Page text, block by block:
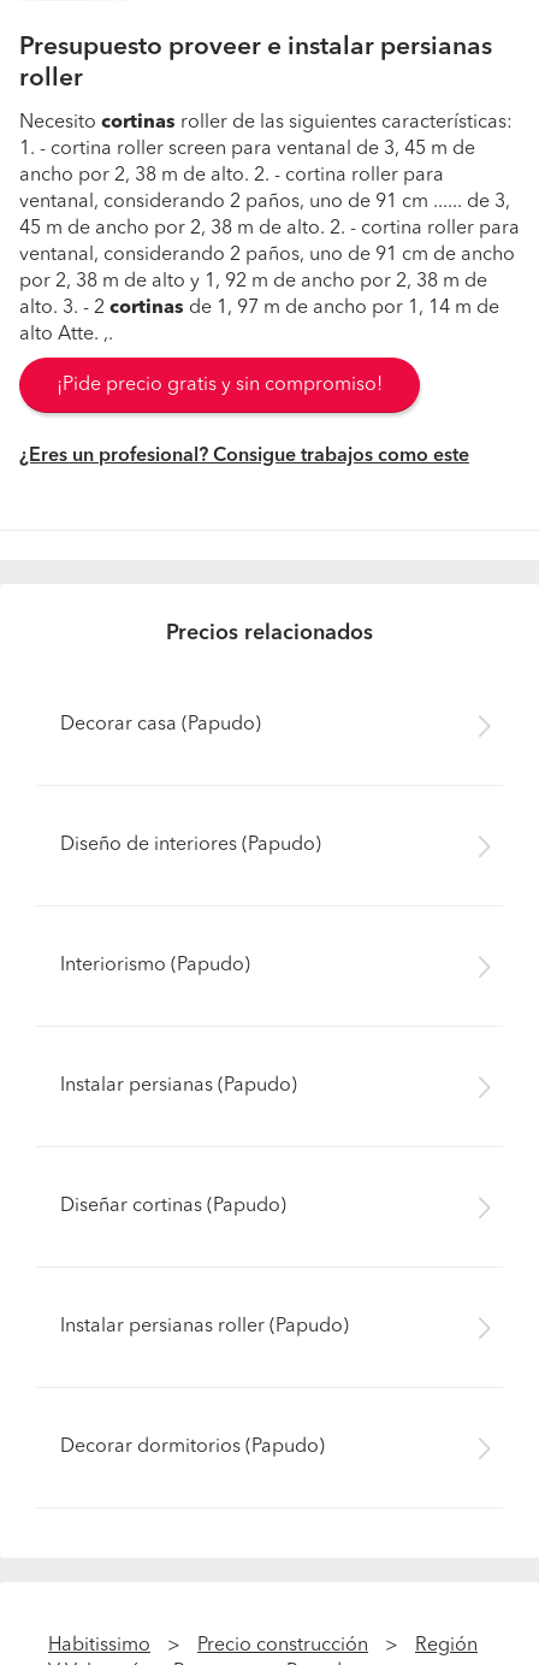
Presupuesto proveer e instalar persianas
roller
Necesito cortinas roller de las siguientes características:
1. - cortina roller screen para ventanal de 3, 45 m de
ancho por 2, 38 m de alto. 2. - cortina roller para
ventanal, considerando 2 paños, uno de 91 cm ...... de 3,
45 m de ancho por 2, 38 m de alto. 2. - cortina roller para
ventanal, considerando 2 paños, uno de 91 cm de ancho
por 2, 38 m de alto y 1, 92 m de ancho por 2, 38 m de
alto. 3. - 2 cortinas de 1, 97 m de ancho por 1, 14 m de
alto Atte. ,.
¡Pide precio gratis y sin compromiso!
¿Eres un profesional? Consigue trabajos como este
Precios relacionados
Decorar casa (Papudo)
Diseño de interiores (Papudo)
Interiorismo (Papudo)
Instalar persianas (Papudo)
Diseñar cortinas (Papudo)
Instalar persianas roller (Papudo)
Decorar dormitorios (Papudo)
Habitissimo Precio construcción
Región